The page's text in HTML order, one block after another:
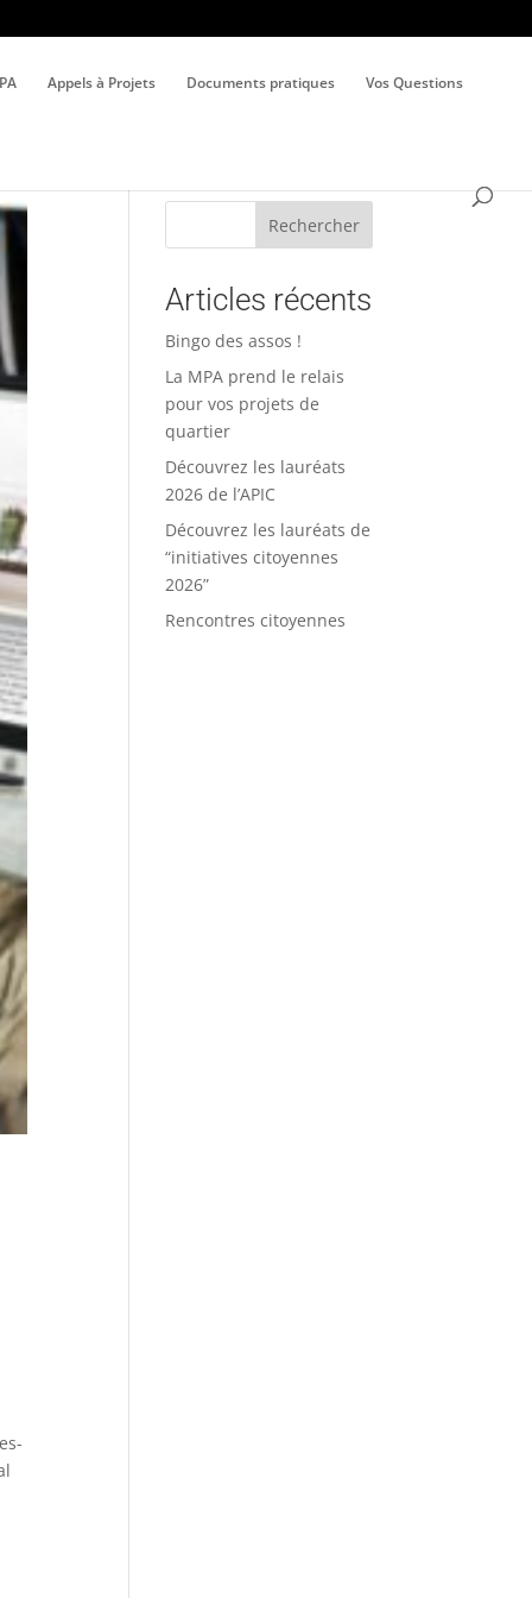
Appels à Projets Documents pratiques Vos Questions
Rechercher
Articles récents
Bingo des assos !
La MPA prend le relais
pour vos projets de
quartier
Découvrez les lauréats
2026 de l’APIC
Découvrez les lauréats de
“initiatives citoyennes
2026”
Rencontres citoyennes